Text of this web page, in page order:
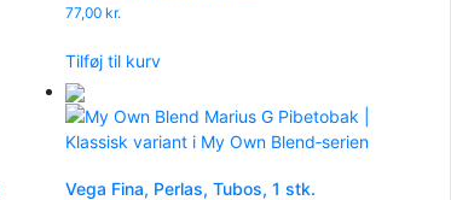
77,00 kr.
Tilføj til kurv
Vega Fina, Perlas, Tubos, 1 stk.